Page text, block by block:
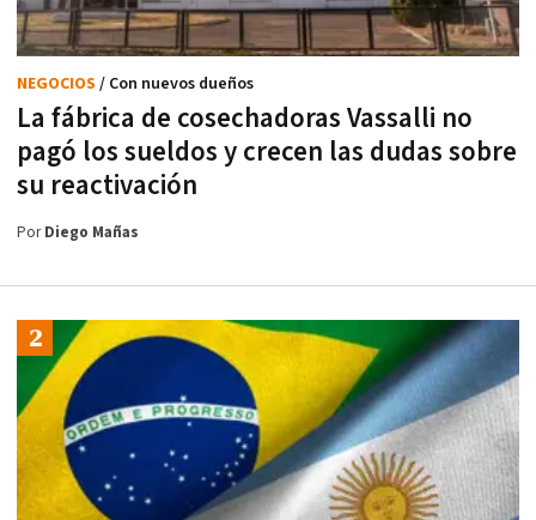
La fábrica de cosechadoras Vassalli no
pagó los sueldos y crecen las dudas sobre
su reactivación
NEGOCIOS / Con nuevos dueños
PorDiego Mañas